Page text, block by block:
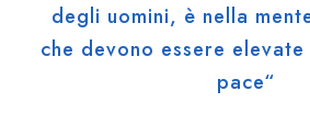
degli uomini, è nella
che devono essere
pace“